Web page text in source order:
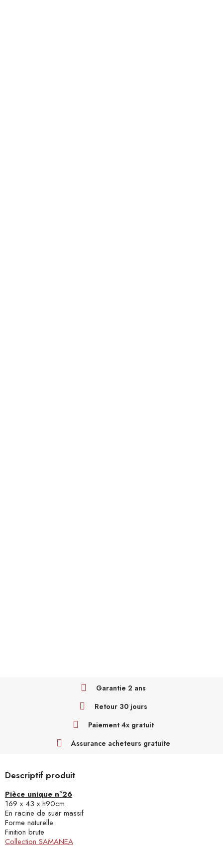
Garantie 2 ans
Retour 30 jours
Paiement 4x gratuit
Assurance acheteurs gratuite
Descriptif produit
Pièce unique n°26
169 x 43 x h90cm
En racine de suar massif
Forme naturelle
Finition brute
Collection SAMANEA